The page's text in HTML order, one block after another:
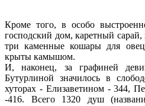
Кроме того, в особо
господский дом, каретный
три каменные кошары для
крыты камышом.
И, наконец, за графиней
Бутурлиной значилось в
хуторах - Елизаветином - 344,
-416. Всего 1320 душ